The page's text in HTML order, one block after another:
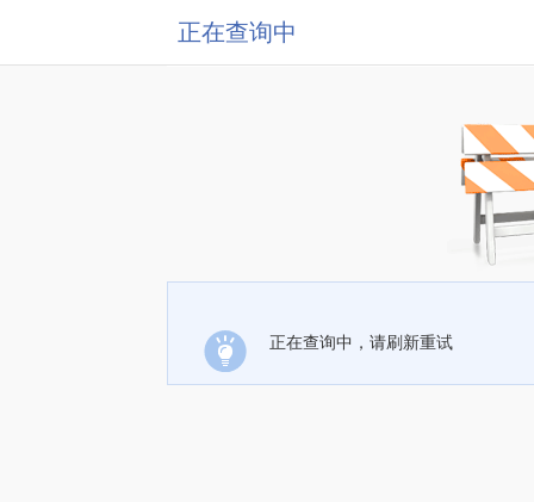
正在查询中
正在查询中，请刷新重试